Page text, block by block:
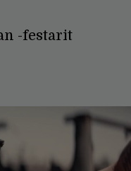
-festarit